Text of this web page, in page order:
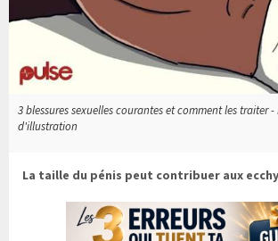
3 blessures sexuelles courantes et comment les traiter
d'illustration
La taille du pénis peut contribuer aux